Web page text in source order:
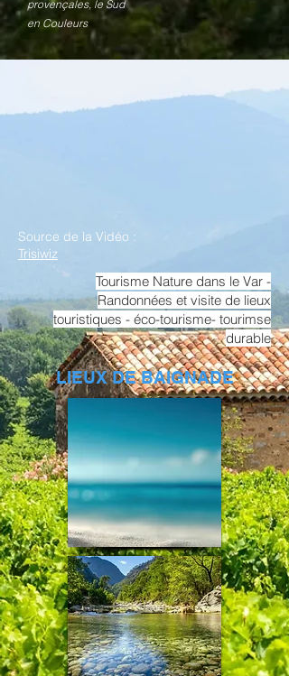
provençales, le Sud
en Couleurs
Source de la Vidéo :
Trisiwiz
Tourisme Nature dans le Var -
Randonnées et visite de lieux
touristiques - éco-tourisme- tourimse
durable
LIEUX DE BAIGNADE